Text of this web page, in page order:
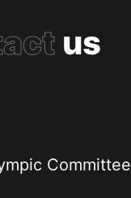
us
Committee